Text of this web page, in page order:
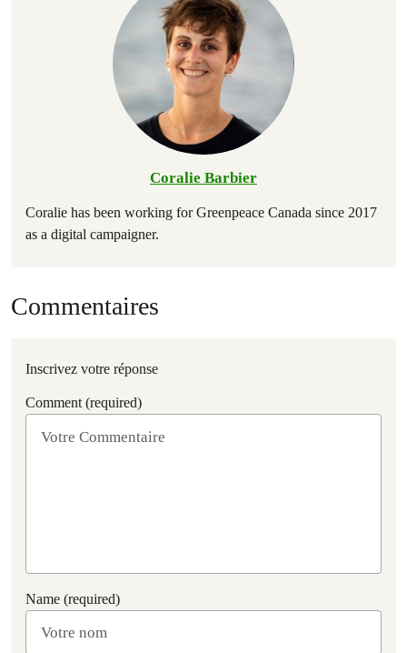
Coralie Barbier
Coralie has been working for Greenpeace Canada since 2017
as a digital campaigner.
Commentaires
Inscrivez votre réponse
Comment (required)
Name (required)